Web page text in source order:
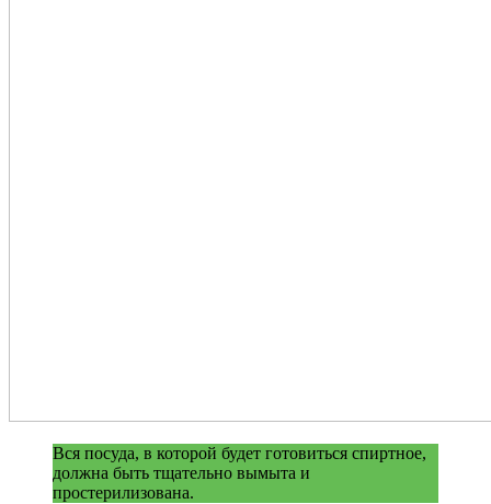
Вся посуда, в которой будет готовиться спиртное,
должна быть тщательно вымыта и
простерилизована.